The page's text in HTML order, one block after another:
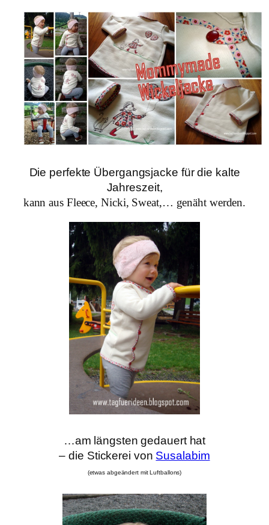
Die perfekte Übergangsjacke für die kalte
Jahreszeit,
kann aus Fleece, Nicki, Sweat,… genäht werden.
…am längsten gedauert hat
– die Stickerei von Susalabim
(etwas abgeändert mit Luftballons)